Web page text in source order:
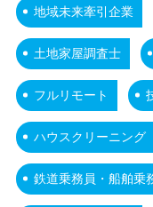
地域未来牽引企業
土地家屋調査士
フルリモート
ハウスクリーニング
鉄道乗務員・船舶乗